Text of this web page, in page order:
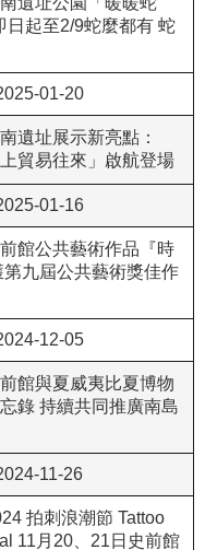
日起至2/9蛇麼都有 蛇
01-20
遺址展示新亮點：
上貿易往來」啟航登場
01-16
前館公共藝術作品『時
第九屆公共藝術獎佳作
12-05
前館與夏威夷比夏博物
錄 持續共同推廣南島
11-26
拍刺浪潮節 Tattoo
11月20、21日史前館